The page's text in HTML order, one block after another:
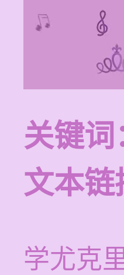
关键词
文本链
学尤克